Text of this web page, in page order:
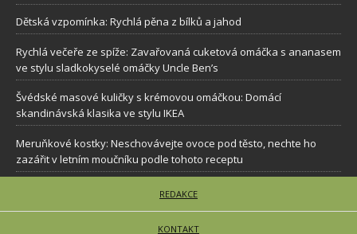
Dětská vzpomínka: Rychlá pěna z bílků a jahod
Rychlá večeře ze spíže: Zavařovaná cuketová omáčka s ananasem
ve stylu sladkokyselé omáčky Uncle Ben’s
Švédské masové kuličky s krémovou omáčkou: Domácí
skandinávská klasika ve stylu IKEA
Meruňkové kostky: Neschovávejte ovoce pod těsto, nechte ho
zazářit v letním moučníku podle tohoto receptu
REDAKCE
KONTAKT